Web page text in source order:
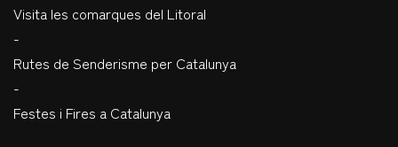
Visita les comarques del Litoral
-
Rutes de Senderisme per Catalunya
-
Festes i Fires a Catalunya